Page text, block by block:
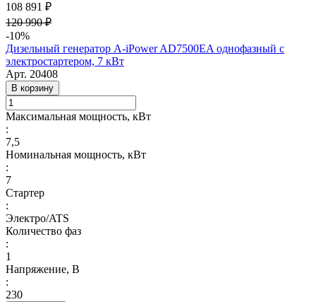
108 891 ₽
120 990 ₽
-10%
Дизельный генератор A-iPower AD7500EA однофазный с
электростартером, 7 кВт
Арт. 20408
В корзину
Максимальная мощность, кВт
:
7,5
Номинальная мощность, кВт
:
7
Стартер
:
Электро/ATS
Количество фаз
:
1
Напряжение, В
:
230